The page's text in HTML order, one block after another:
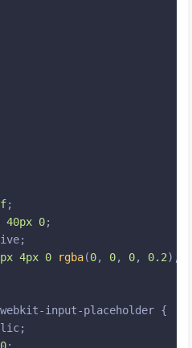
;
40px 0;
4px 0 rgba(0, 0, 0, 0.2),
input-placeholder {